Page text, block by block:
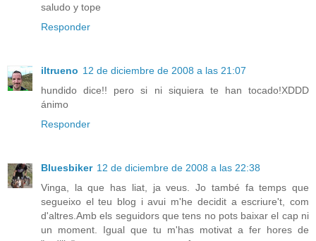
saludo y tope
Responder
iltrueno 12 de diciembre de 2008 a las 21:07
hundido dice!! pero si ni siquiera te han tocado!XDDD
ánimo
Responder
Bluesbiker 12 de diciembre de 2008 a las 22:38
Vinga, la que has liat, ja veus. Jo també fa temps que
segueixo el teu blog i avui m'he decidit a escriure't, com
d'altres.Amb els seguidors que tens no pots baixar el cap ni
un moment. Igual que tu m'has motivat a fer hores de